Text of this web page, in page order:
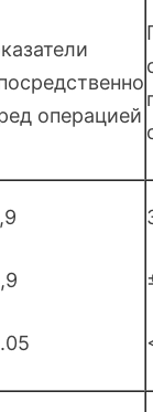
операцией